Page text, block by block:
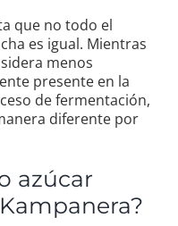
que no todo el
es igual. Mientras
menos
presente en la
de fermentación,
diferente por
azúcar